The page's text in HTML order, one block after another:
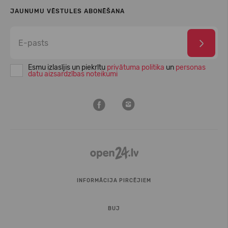
JAUNUMU VĒSTULES ABONĒŠANA
Esmu izlasījis un piekrītu privātuma politika un personas
datu aizsardzības noteikumi
INFORMĀCIJA PIRCĒJIEM
BUJ